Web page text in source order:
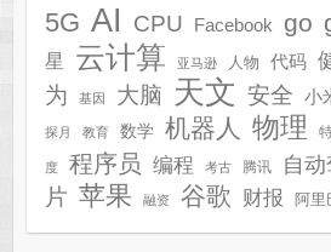
5G AI CPU Facebook go
星
云计算 亚马逊 人物 代码
为
基因 大脑 天文 安全 小
探月 教育 数学 机器人 物理
度 程序员 编程 考古 腾讯 自
片 苹果 融资 谷歌 财报 阿里